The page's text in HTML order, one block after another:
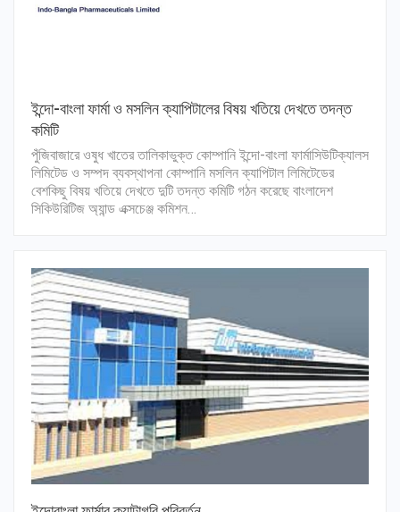
ইন্দো-বাংলা ফার্মা ও মসলিন ক্যাপিটালের বিষয় খতিয়ে দেখতে তদন্ত
কমিটি
পুঁজিবাজারে ওষুধ খাতের তালিকাভুক্ত কোম্পানি ইন্দো-বাংলা ফার্মাসিউটিক্যালস
লিমিটেড ও সম্পদ ব্যবস্থাপনা কোম্পানি মসলিন ক্যাপিটাল লিমিটেডের
বেশকিছু বিষয় খতিয়ে দেখতে দুটি তদন্ত কমিটি গঠন করেছে বাংলাদেশ
সিকিউরিটিজ অ্যান্ড এক্সচেঞ্জ কমিশন…